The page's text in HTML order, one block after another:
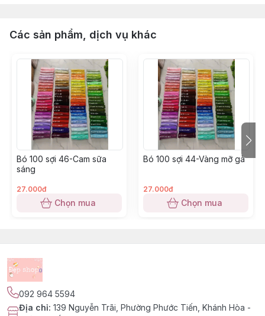
Các sản phẩm, dịch vụ khác
Bó 100 sợi 46-Cam sữa
sáng
27.000đ
Chọn mua
Bó 100 sợi 44-Vàng mỡ gà
27.000đ
Chọn mua
092 964 5594
Địa chỉ: 139 Nguyễn Trãi, Phường Phước Tiến, Khánh Hòa -